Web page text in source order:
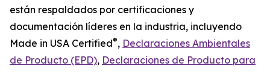
están respaldados por certificaciones y
documentación líderes en la industria, incluyendo
Made in USA Certified®, Declaraciones Ambientales
de Producto (EPD), Declaraciones de Producto para